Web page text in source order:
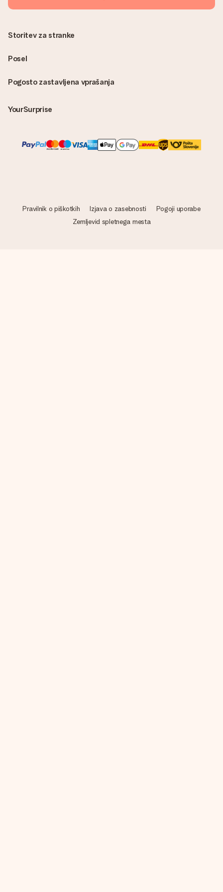
Pogosto zastavljena vprašanja
YourSurprise
Storitev za stranke
Posel
Pravilnik o piškotkih Izjava o zasebnosti
Pogoji uporabe
Zemljevid spletnega mesta